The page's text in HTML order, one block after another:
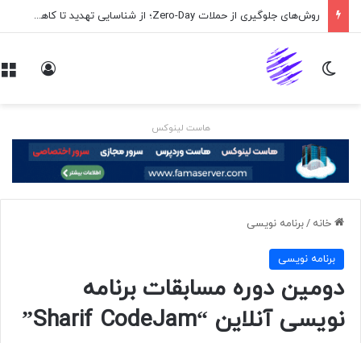
روش‌های جلوگیری از حملات Zero-Day؛ از شناسایی تهدید تا کاهش ریسک
تغییر پوسته
هاست لینوکس
خانه /برنامه نويسی
برنامه نويسی
دومین دوره مسابقات برنامه
نویسی آنلاین “Sharif CodeJam”